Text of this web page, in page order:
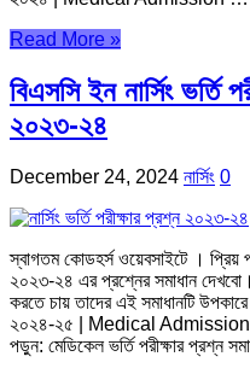
Read More »
বিএসসি ইন নার্সিং ভর্তি
২০২৩-২৪
December 24, 2024 নার্সিং 0
স্বাগতম কোডহর্স ওয়েবসাইটে । প্রিয়
২০২৩-২৪ এর প্রশ্নের সমাধান দেখবো।
করতে চায় তাদের এই সমাধানটি
২০২৪-২৫ | Medical
পড়ুন: মেডিকেল ভর্তি পরীক্ষার